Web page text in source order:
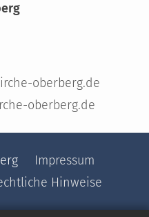
oberberg.de
oberberg.de
Impressum
Hinweise